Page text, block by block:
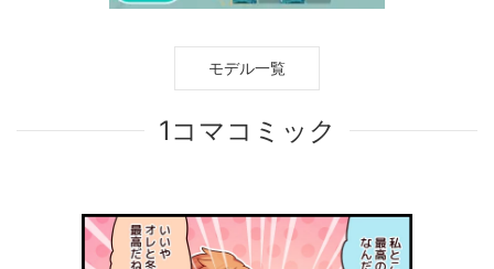
モデル一覧
1コマコミック